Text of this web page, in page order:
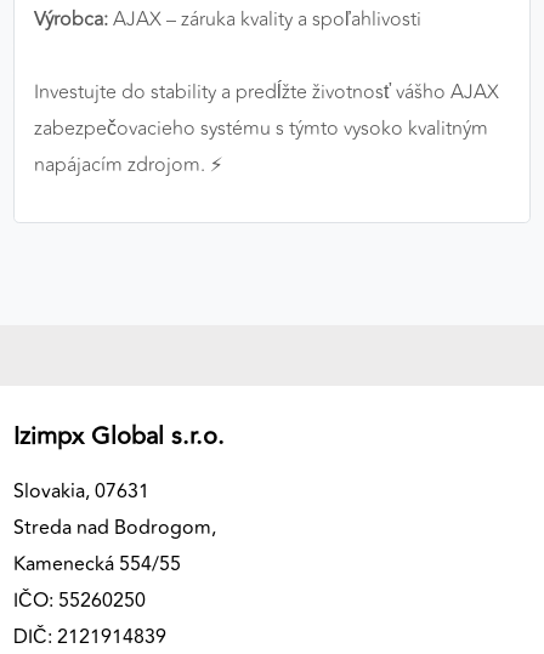
Výrobca:AJAX – záruka kvality a spoľahlivosti
Investujte do stability a predĺžte životnosť vášho AJAX
zabezpečovacieho systému s týmto vysoko kvalitným
napájacím zdrojom. ⚡️
Izimpx Global s.r.o.
Slovakia, 07631
Streda nad Bodrogom,
Kamenecká 554/55
IČO: 55260250
DIČ: 2121914839
Poskytovateľ: Google